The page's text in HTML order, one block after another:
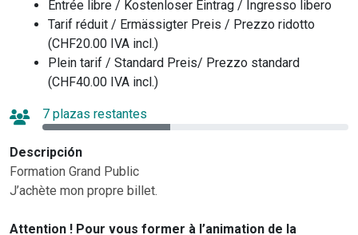
Entrée libre / Kostenloser Eintrag / Ingresso libero
Tarif réduit / Ermässigter Preis / Prezzo ridotto
(CHF20.00 IVA incl.)
Plein tarif / Standard Preis/ Prezzo standard
(CHF40.00 IVA incl.)
7 plazas restantes
Descripción
Formation Grand Public
J’achète mon propre billet.
Attention ! Pour vous former à l’animation de la